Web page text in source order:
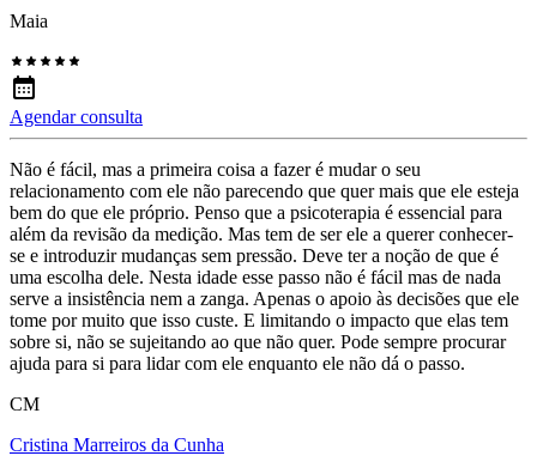
Maia
Agendar consulta
Não é fácil, mas a primeira coisa a fazer é mudar o seu
relacionamento com ele não parecendo que quer mais que ele esteja
bem do que ele próprio. Penso que a psicoterapia é essencial para
além da revisão da medição. Mas tem de ser ele a querer conhecer-
se e introduzir mudanças sem pressão. Deve ter a noção de que é
uma escolha dele. Nesta idade esse passo não é fácil mas de nada
serve a insistência nem a zanga. Apenas o apoio às decisões que ele
tome por muito que isso custe. E limitando o impacto que elas tem
sobre si, não se sujeitando ao que não quer. Pode sempre procurar
ajuda para si para lidar com ele enquanto ele não dá o passo.
CM
Cristina Marreiros da Cunha